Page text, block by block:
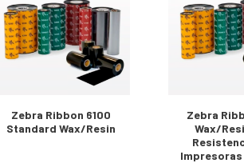
Zebra Ribbon 6100
Standard Wax/Resin
Zebra
Wax/